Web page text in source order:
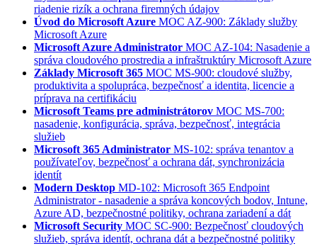
riadenie rizík a ochrana firemných údajov
Úvod do Microsoft Azure MOC AZ-900: Základy služby
Microsoft Azure
Microsoft Azure Administrator MOC AZ-104: Nasadenie a
správa cloudového prostredia a infraštruktúry Microsoft Azure
Základy Microsoft 365 MOC MS-900: cloudové služby,
produktivita a spolupráca, bezpečnosť a identita, licencie a
príprava na certifikáciu
Microsoft Teams pre administrátorov MOC MS-700:
nasadenie, konfigurácia, správa, bezpečnosť, integrácia
služieb
Microsoft 365 Administrator MS-102: správa tenantov a
používateľov, bezpečnosť a ochrana dát, synchronizácia
identít
Modern Desktop MD-102: Microsoft 365 Endpoint
Administrator - nasadenie a správa koncových bodov, Intune,
Azure AD, bezpečnostné politiky, ochrana zariadení a dát
Microsoft Security MOC SC-900: Bezpečnosť cloudových
služieb, správa identít, ochrana dát a bezpečnostné politiky